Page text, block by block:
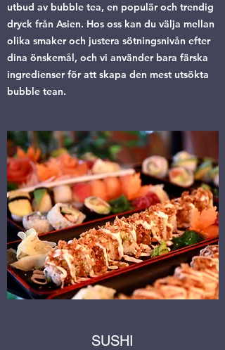
utbud av bubble tea, en populär och trendig
dryck från Asien. Hos oss kan du välja mellan
olika smaker och justera sötningsnivån efter
dina önskemål, och vi använder bara färska
ingredienser för att skapa den mest utsökta
bubble tean.
SUSHI